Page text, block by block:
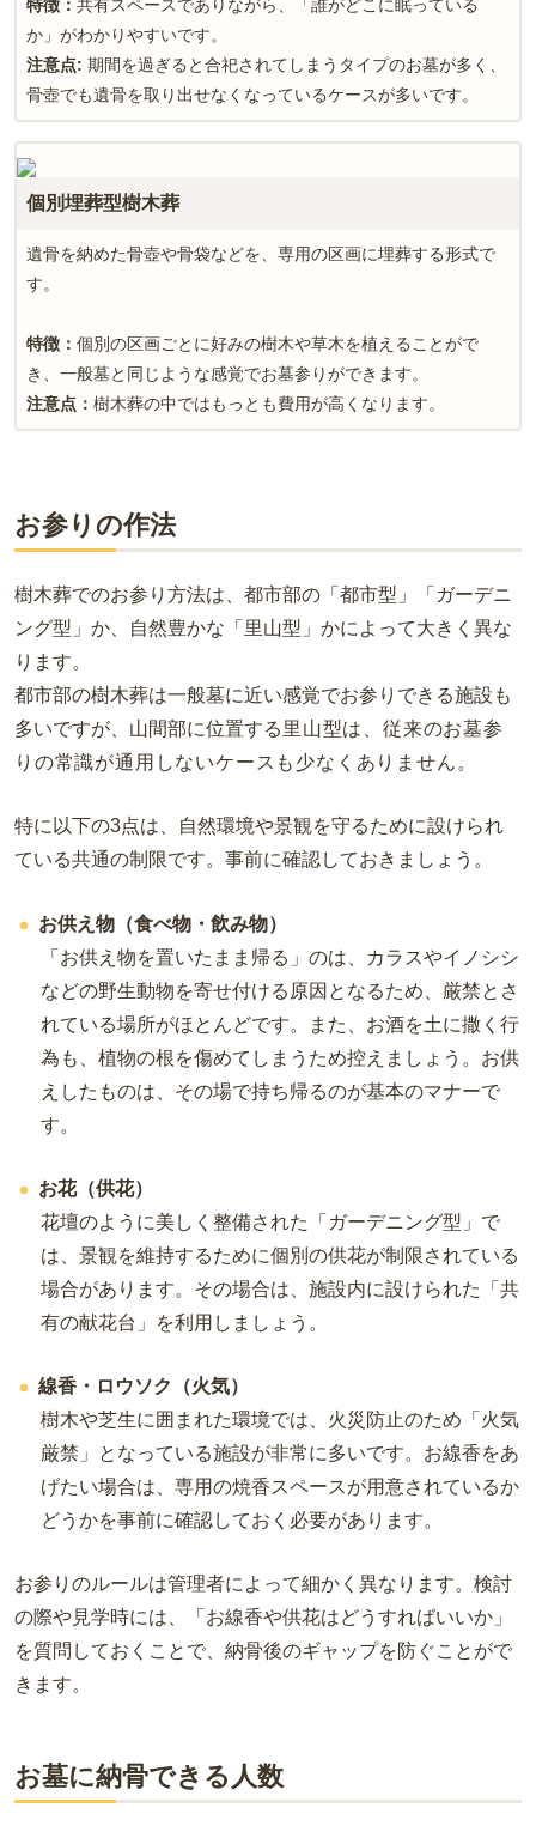
特徴： 共有スペースでありながら、「誰がどこに眠っている
か」がわかりやすいです。
注意点: 期間を過ぎると合祀されてしまうタイプのお墓が多く、
骨壺でも遺骨を取り出せなくなっているケースが多いです。
個別埋葬型樹木葬
遺骨を納めた骨壺や骨袋などを、専用の区画に埋葬する形式で
す。
特徴： 個別の区画ごとに好みの樹木や草木を植えることがで
き、一般墓と同じような感覚でお墓参りができます。
注意点： 樹木葬の中ではもっとも費用が高くなります。
お参りの作法
樹木葬でのお参り方法は、都市部の「都市型」「ガーデニ
ング型」か、自然豊かな「里山型」かによって大きく異な
ります。
都市部の樹木葬は一般墓に近い感覚でお参りできる施設も
多いですが、山間部に位置する里山型は
、従来のお墓参
りの常識が通用しないケースも少なくありません。
特に以下の3点は、自然環境や景観を守るために設けられ
ている共通の制限です。事前に確認しておきましょう。
お供え物（食べ物・飲み物）
「お供え物を置いたまま帰る」のは、カラスやイノシシ
などの野生動物を寄せ付ける原因となるため、厳禁とさ
れている場所がほとんどです。また、お酒を土に撒く行
為も、植物の根を傷めてしまうため控えましょう。お供
えしたものは、その場で持ち帰るのが基本のマナーで
す。
お花（供花）
花壇のように美しく整備された「ガーデニング型」で
は、景観を維持するために個別の供花が制限されている
場合があります。その場合は、施設内に設けられた「共
有の献花台」を利用しましょう。
線香・ロウソク（火気）
樹木や芝生に囲まれた環境では、火災防止のため「火気
厳禁」となっている施設が非常に多いです。お線香をあ
げたい場合は、専用の焼香スペースが用意されているか
どうかを事前に確認しておく必要があります。
お参りのルールは管理者によって細かく異なります。検討
の際や見学時には、「お線香や供花はどうすればいいか」
を質問しておくことで、納骨後のギャップを防ぐことがで
きます。
お墓に納骨できる人数